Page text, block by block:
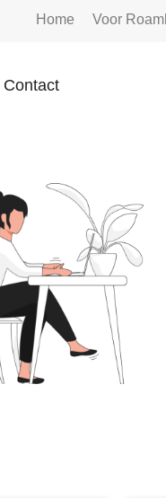
Home Voor
Contact